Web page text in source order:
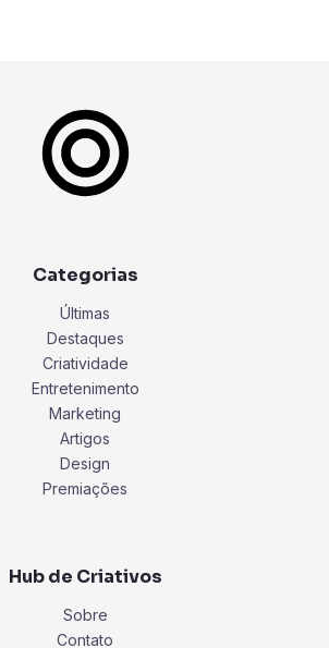
Categorias
Últimas
Destaques
Criatividade
Entretenimento
Marketing
Artigos
Design
Premiações
Hub de Criativos
Sobre
Contato